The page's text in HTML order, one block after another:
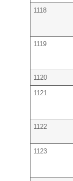
1118
1119
1120
1121
1122
1123